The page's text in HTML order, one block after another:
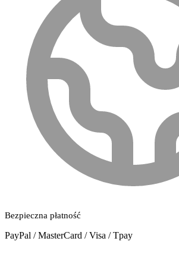
Bezpieczna płatność
PayPal / MasterCard / Visa / Tpay